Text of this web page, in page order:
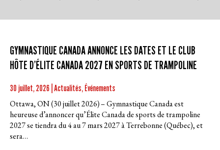
GYMNASTIQUE CANADA ANNONCE LES DATES ET LE CLUB
HÔTE D’ÉLITE CANADA 2027 EN SPORTS DE TRAMPOLINE
30 juillet, 2026 | Actualités, Événements
Ottawa, ON (30 juillet 2026) – Gymnastique Canada est
heureuse d’annoncer qu’Élite Canada de sports de trampoline
2027 se tiendra du 4 au 7 mars 2027 à Terrebonne (Québec), et
sera…